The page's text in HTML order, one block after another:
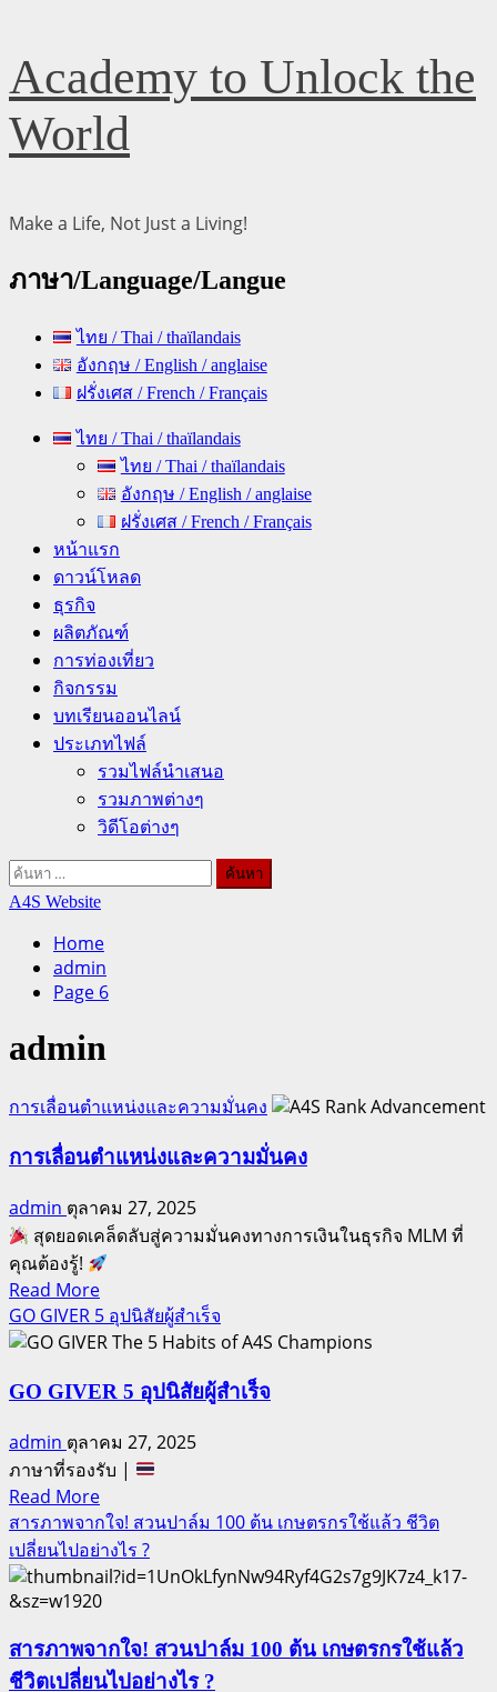
Skip
to
content
Academy to Unlock the
World
Make a Life, Not Just a Living!
ภาษา/Language/Langue
ไทย / Thai / thaïlandais
อังกฤษ / English / anglaise
ฝรั่งเศส / French / Français
Primary ไทย / Thai / thaïlandais
ไทย / Thai / thaïlandais
อังกฤษ / English / anglaise
ฝรั่งเศส / French / Français
หน้าแรก
ดาวน์โหลด
ธุรกิจ
ผลิตภัณฑ์
การท่องเที่ยว
กิจกรรม
บทเรียนออนไลน์
ประเภทไฟล์
รวมไฟล์นำเสนอ
รวมภาพต่างๆ
วิดีโอต่างๆ
ค้นหา
สำหรับ:
A4S Website
Home
admin
Page 6
admin
การเลื่อนตำแหน่งและความมั่นคง
การเลื่อนตำแหน่งและความมั่นคง
admin ตุลาคม 27, 2025
สุดยอดเคล็ดลับสู่ความมั่นคงทางการเงินในธุรกิจ MLM ที่
คุณต้องรู้!
Read MoreRead
more
about
เลื่อน
และ
ความ
มั่นคง
GO GIVER 5 อุปนิสัยผู้สำเร็จ
GO GIVER 5 อุปนิสัยผู้สำเร็จ
admin ตุลาคม 27, 2025
ภาษาที่รองรับ |
Read MoreRead
more
about
GO
GIVER
อุปนิสัย
ผู้
สารภาพจากใจ! สวนปาล์ม 100 ต้น เกษตรกรใช้แล้ว ชีวิต
เปลี่ยนไปอย่างไร ?
สารภาพจากใจ! สวนปาล์ม 100 ต้น เกษตรกรใช้แล้ว
ชีวิตเปลี่ยนไปอย่างไร ?